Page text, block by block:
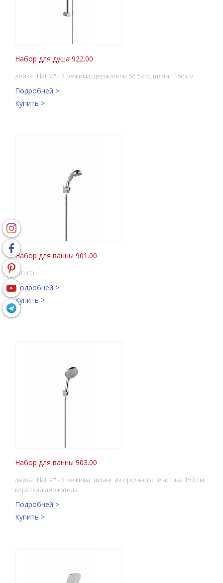
Набор для душа 922.00
лейка "Flat M" - 3 режима, держатель 66,5 см, шланг 150 см
Подробней >
Купить >
Набор для ванны 901.00
901.00
Подробней >
Купить >
Набор для ванны 903.00
лейка "Flat M" - 3 режима, шланг из прочного пластика 150 см,
короткий держатель
Подробней >
Купить >